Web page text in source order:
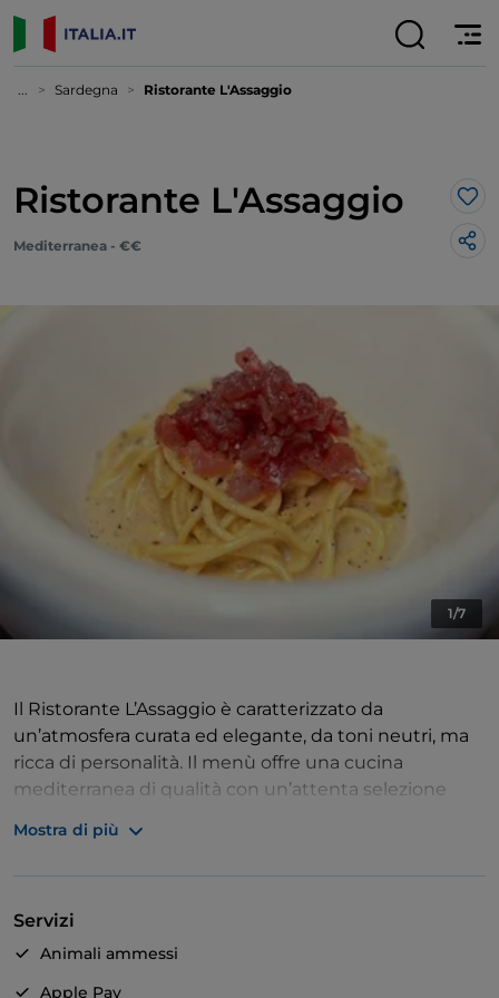
... Sardegna Ristorante L'Assaggio
Ristorante L'Assaggio
Mediterranea - €€
1/7
Il Ristorante L’Assaggio è caratterizzato da
un’atmosfera curata ed elegante, da toni neutri, ma
ricca di personalità. Il menù offre una cucina
mediterranea di qualità con un’attenta selezione
innovazione con un'attenzione particolare alla cucina
aggiunge un tocco distintivo al menu. Al centro
dell'esperienza culinaria presso il Ristorante
Mostra di più
Servizi
Animali ammessi
Apple Pay